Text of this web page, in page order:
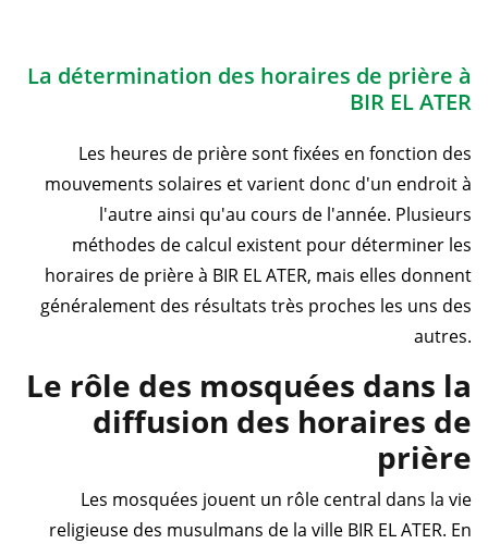
La détermination des horaires de prière à
BIR EL ATER
Les heures de prière sont fixées en fonction des
mouvements solaires et varient donc d'un endroit à
l'autre ainsi qu'au cours de l'année. Plusieurs
méthodes de calcul existent pour déterminer les
horaires de prière à BIR EL ATER, mais elles donnent
généralement des résultats très proches les uns des
autres.
Le rôle des mosquées dans la
diffusion des horaires de
prière
Les mosquées jouent un rôle central dans la vie
religieuse des musulmans de la ville BIR EL ATER. En